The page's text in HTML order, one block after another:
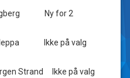
Ny for 2
Ikke på valg
Strand Ikke på valg